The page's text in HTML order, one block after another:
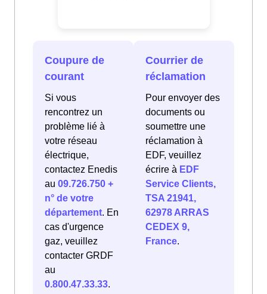
Coupure de
courant
Si vous
rencontrez un
problème lié à
votre réseau
électrique,
contactez Enedis
au 09.726.750 +
n° de votre
département. En
cas d'urgence
gaz, veuillez
contacter GRDF
au
0.800.47.33.33.
Courrier de
réclamation
Pour envoyer des
documents ou
soumettre une
réclamation à
EDF, veuillez
écrire à EDF
Service Clients,
TSA 21941,
62978 ARRAS
CEDEX 9,
France.